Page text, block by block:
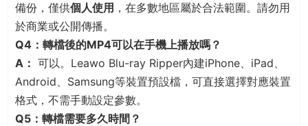
備份，僅供個人使用 ，在多數地區屬於合法範圍。請勿用
於商業或公開傳播。
Q4：轉檔後的MP4可以在手機上播放嗎？
A： 可以。Leawo Blu-ray Ripper內建iPhone、iPad、
Android、Samsung等裝置預設檔，可直接選擇對應裝置
格式，不需手動設定參數。
Q5：轉檔需要多久時間？